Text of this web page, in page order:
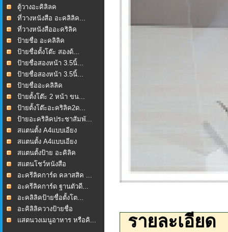
ตู้วางอะคิลิลค
ที่วางหนังสือ อะคลิลิค...
ที่วางหนังสืออะคริลิค
ป้ายชื่อ อะคลิลิค
ป้ายชื่อตั้งโต๊ะ สองด้...
ป้ายชื่อสองหน้า 3.5นิ้...
ป้ายชื่อสองหน้า 3.5นิ้...
ป้ายชื่ออะคลิลิค
ป้ายตั้งโต๊ะ 2 หน้า ขน...
ป้ายตั้งโต๊ะอะคริลิค2ด...
ป้ายอะคริลิคประชาสัมพั...
สแตนตั้ง A4แบบเอียง
สแตนตั้ง A4แบบเอียง
สแตนตั้งป้าย อะคิลิค
สแตนโชว์หนังสือ
อะครีลิคการ์ด คลาสสิค ...
อะครีลิคการ์ด ฐานตัวดี...
อะคลิลิคป้ายชื่อตั้งโต...
อะคิลิลิควางป้ายชื่อ
แสตนวงเมนูอาหาร หรือคิ...
รายละเอียด